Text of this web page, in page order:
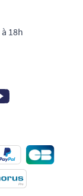
18h
Youtube